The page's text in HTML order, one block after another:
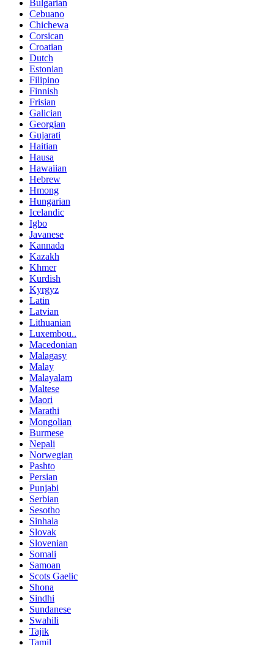
Bulgarian
Cebuano
Chichewa
Corsican
Croatian
Dutch
Estonian
Filipino
Finnish
Frisian
Galician
Georgian
Gujarati
Haitian
Hausa
Hawaiian
Hebrew
Hmong
Hungarian
Icelandic
Igbo
Javanese
Kannada
Kazakh
Khmer
Kurdish
Kyrgyz
Latin
Latvian
Lithuanian
Luxembou..
Macedonian
Malagasy
Malay
Malayalam
Maltese
Maori
Marathi
Mongolian
Burmese
Nepali
Norwegian
Pashto
Persian
Punjabi
Serbian
Sesotho
Sinhala
Slovak
Slovenian
Somali
Samoan
Scots Gaelic
Shona
Sindhi
Sundanese
Swahili
Tajik
Tamil